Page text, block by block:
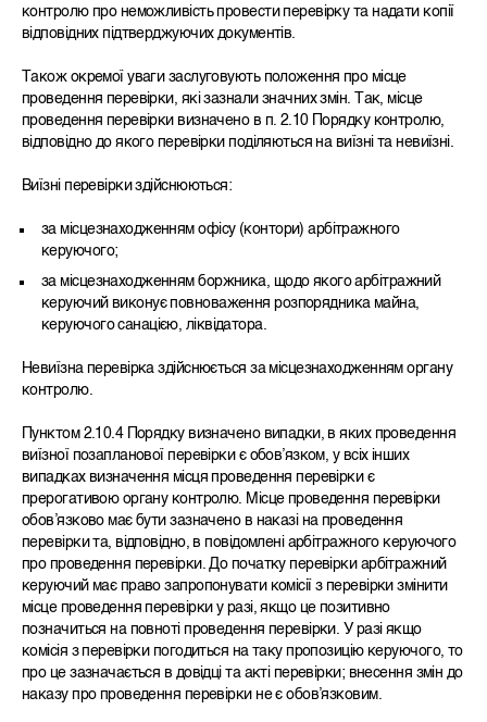
контролю про неможливість провести перевірку та надати копії
відповідних підтверджуючих документів.
Також окремої уваги заслуговують положення про місце
проведення перевірки, які зазнали значних змін. Так, місце
проведення перевірки визначено в п. 2.10 Порядку контролю,
відповідно до якого перевірки поділяються на виїзні та невиїзні.
Виїзні перевірки здійснюються:
за місцезнаходженням офісу (контори) арбітражного
керуючого;
за місцезнаходженням боржника, щодо якого арбітражний
керуючий виконує повноваження розпорядника майна,
керуючого санацією, ліквідатора.
Невиїзна перевірка здійснюється за місцезнаходженням органу
контролю.
Пунктом 2.10.4 Порядку визначено випадки, в яких проведення
виїзної позапланової перевірки є обов’язком, у всіх інших
випадках визначення місця проведення перевірки є
прерогативою органу контролю. Місце проведення перевірки
обов’язково має бути зазначено в наказі на проведення
перевірки та, відповідно, в повідомлені арбітражного керуючого
про проведення перевірки. До початку перевірки арбітражний
керуючий має право запропонувати комісії з перевірки змінити
місце проведення перевірки у разі, якщо це позитивно
позначиться на повноті проведення перевірки. У разі якщо
комісія з перевірки погодиться на таку пропозицію керуючого, то
про це зазначається в довідці та акті перевірки; внесення змін до
наказу про проведення перевірки не є обов’язковим.